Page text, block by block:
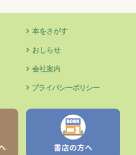
本をさがす
おしらせ
会社案内
プライバシーポリシー